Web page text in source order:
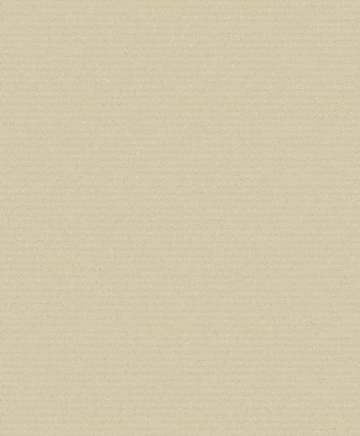
Deprecated : Creation of dynamic
deprecated in/home/users/confidit/
line212
Deprecated: Creation of dynamic
deprecated in/home/users/confidit/
line 213
Deprecated: Creation of dynamic
/home/users/confidit/www/cms/
Deprecated : Creation of dynamic
deprecated in/home/users/confidit/
line90